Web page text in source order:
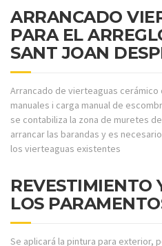
ARRANCADO
PARA EL
SANT JOAN
Arrancado de vierteaguas
manuales i carga manual de
se contabiliza la zona de muretes
arrancar las barandas y es
los vierteaguas existentes
REVESTIMIENTO
LOS
Se aplicará la pintura para exterior,